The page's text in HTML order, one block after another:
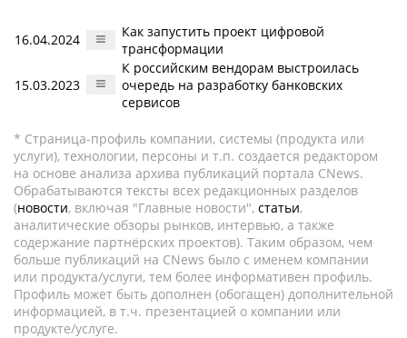
16.04.2024
Как запустить проект цифровой
трансформации
15.03.2023
К российским вендорам выстроилась
очередь на разработку банковских
сервисов
* Страница-профиль компании, системы (продукта или
услуги), технологии, персоны и т.п. создается редактором
на основе анализа архива публикаций портала CNews.
Обрабатываются тексты всех редакционных разделов
(новости, включая "Главные новости", статьи,
аналитические обзоры рынков, интервью, а также
содержание партнёрских проектов). Таким образом, чем
больше публикаций на CNews было с именем компании
или продукта/услуги, тем более информативен профиль.
Профиль может быть дополнен (обогащен) дополнительной
информацией, в т.ч. презентацией о компании или
продукте/услуге.